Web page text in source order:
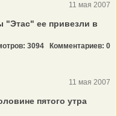
11 мая 2007
"Этас" ее привезли в
3094 Комментариев: 0
11 мая 2007
пятого утра